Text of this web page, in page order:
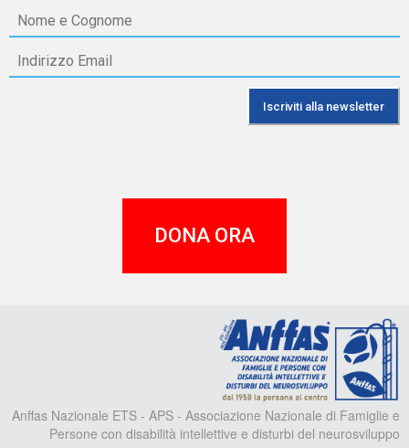
DONA ORA
Anffas Nazionale ETS - APS - Associazione Nazionale di Famiglie e
Persone con disabilità intellettive e disturbi del neurosviluppo